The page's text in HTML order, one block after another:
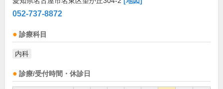
052-737-8872
診療科目
内科
診療/受付時間・休診日